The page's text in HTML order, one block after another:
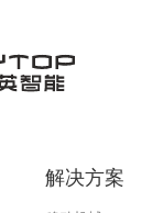
解决方案